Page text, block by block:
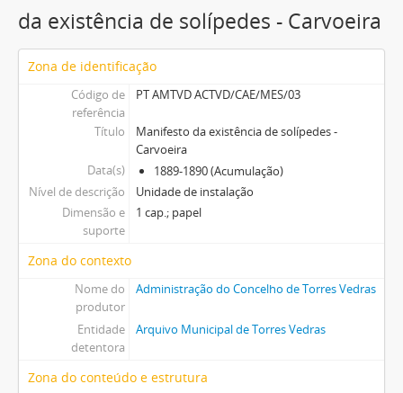
da existência de solípedes - Carvoeira
Zona de identificação
Código de
referência
PT AMTVD ACTVD/CAE/MES/03
Título
Manifesto da existência de solípedes -
Carvoeira
Data(s)
1889-1890 (Acumulação)
Nível de descrição
Unidade de instalação
Dimensão e
suporte
1 cap.; papel
Zona do contexto
Nome do
produtor
Administração do Concelho de Torres Vedras
Entidade
detentora
Arquivo Municipal de Torres Vedras
Zona do conteúdo e estrutura